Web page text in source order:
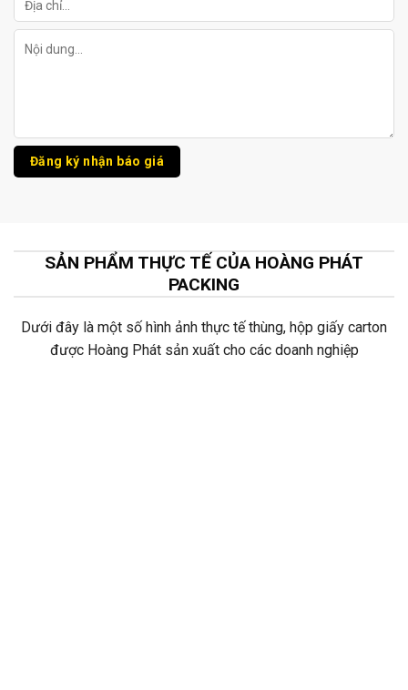
SẢN PHẨM THỰC TẾ CỦA HOÀNG PHÁT
PACKING
Dưới đây là một số hình ảnh thực tế thùng, hộp giấy carton
được Hoàng Phát sản xuất cho các doanh nghiệp